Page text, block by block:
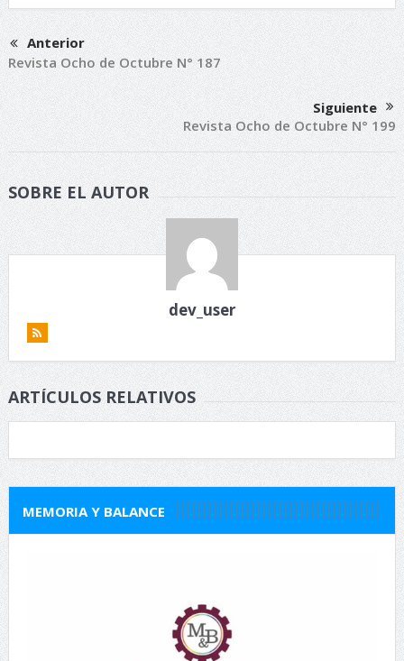
Anterior
Revista Ocho de Octubre N° 187
Siguiente
Revista Ocho de Octubre N° 199
SOBRE EL AUTOR
dev_user
ARTÍCULOS RELATIVOS
MEMORIA Y BALANCE